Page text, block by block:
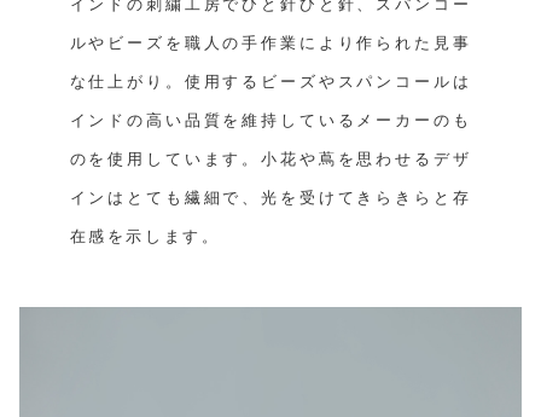
インドの刺繍工房でひと針ひと針、スパンコー
ルやビーズを職人の手作業により作られた見事
な仕上がり。使用するビーズやスパンコールは
インドの高い品質を維持しているメーカーのも
のを使用しています。小花や蔦を思わせるデザ
インはとても繊細で、光を受けてきらきらと存
在感を示します。